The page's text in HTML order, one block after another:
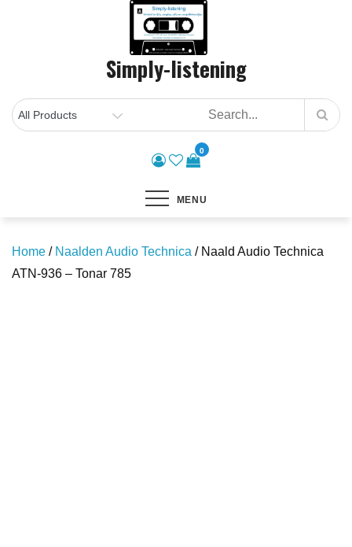
Simply-listening
0
MENU
Home / Naalden Audio Technica / Naald Audio Technica
ATN-936 – Tonar 785